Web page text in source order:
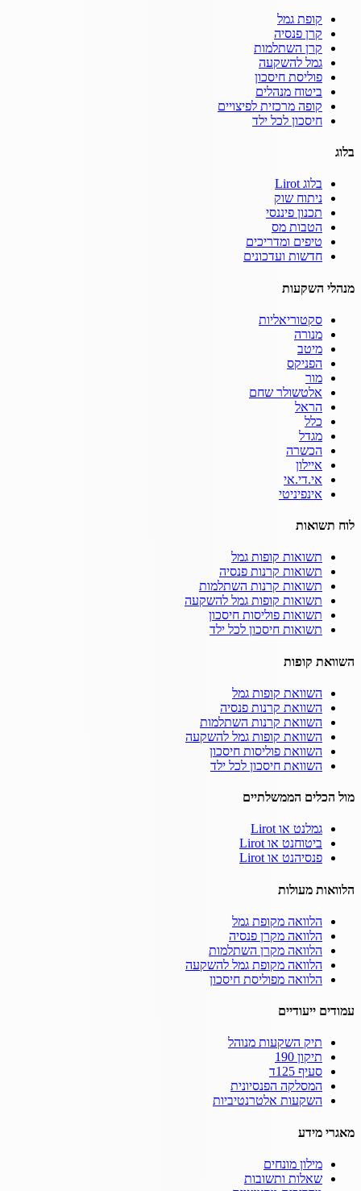
קופת גמל
קרן פנסיה
קרן השתלמות
גמל להשקעה
פוליסת חיסכון
ביטוח מנהלים
קופה מרכזית לפיצויים
חיסכון לכל ילד
בלוג
בלוג Lirot
ניתוח שוק
תכנון פיננסי
הטבות מס
טיפים ומדריכים
חדשות ועדכונים
מנהלי השקעות
סקטוריאליות
מנורה
מיטב
הפניקס
מור
אלטשולר שחם
הראל
כלל
מגדל
הכשרה
איילון
אי.די.אי
אינפיניטי
לוח תשואות
תשואות קופות גמל
תשואות קרנות פנסיה
תשואות קרנות השתלמות
תשואות קופות גמל להשקעה
תשואות פוליסות חיסכון
תשואות חיסכון לכל ילד
השוואת קופות
השוואת קופות גמל
השוואת קרנות פנסיה
השוואת קרנות השתלמות
השוואת קופות גמל להשקעה
השוואת פוליסות חיסכון
השוואת חיסכון לכל ילד
מול הכלים הממשלתיים
גמלנט או Lirot
ביטוחנט או Lirot
פנסיהנט או Lirot
הלוואות מעולות
הלוואה מקופת גמל
הלוואה מקרן פנסיה
הלוואה מקרן השתלמות
הלוואה מקופת גמל להשקעה
הלוואה מפוליסת חיסכון
עמודים ייעודיים
תיק השקעות מנוהל
תיקון 190
סעיף 125ד
המסלקה הפנסיונית
השקעות אלטרנטיביות
מאגרי מידע
מילון מונחים
שאלות ותשובות